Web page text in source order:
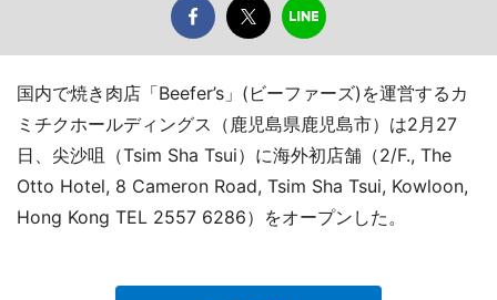
国内で焼き肉店「Beefer’s」(ビーファーズ)を運営するカ
ミチクホールディングス（鹿児島県鹿児島市）は2月27
日、尖沙咀（Tsim Sha Tsui）に海外初店舗（2/F., The
Otto Hotel, 8 Cameron Road, Tsim Sha Tsui, Kowloon,
Hong Kong TEL 2557 6286）をオープンした。